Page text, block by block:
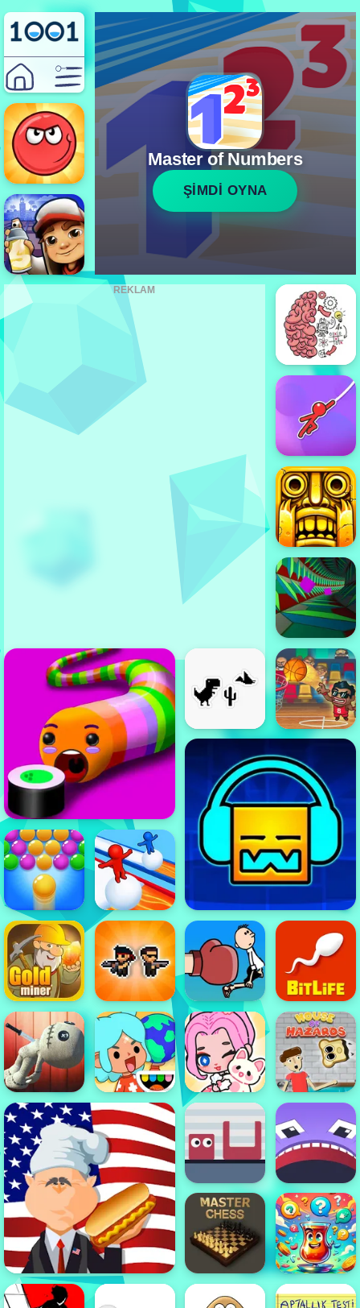
Master of Numbers
ŞİMDİ OYNA
REKLAM